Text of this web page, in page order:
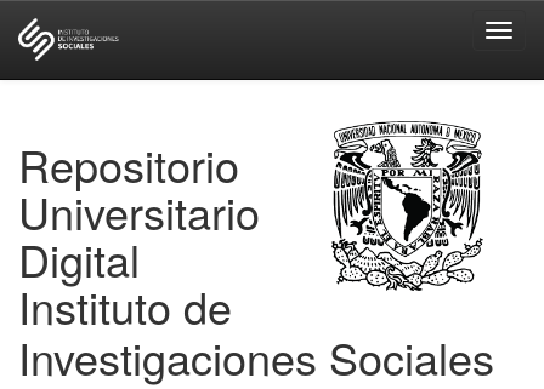
Repositorio
Universitario
Digital
Instituto de
Investigaciones Sociales